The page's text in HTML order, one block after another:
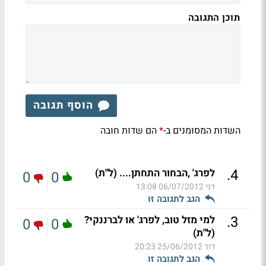
תוכן התגובה
הוסף תגובה
השדות המסומנים ב-*הם שדות חובה
4
. לפרג' ,הבחור התחתן.... (ל"ת)
דני06/07/2012 13:08
הגב לתגובה זו
0
0
3
.
למי מזל טוב, לפרג' או לברננקי?
(ל"ת)
דוד25/06/2012 20:23
הגב לתגובה זו
0
0